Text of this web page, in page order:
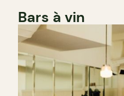
Bars à vin